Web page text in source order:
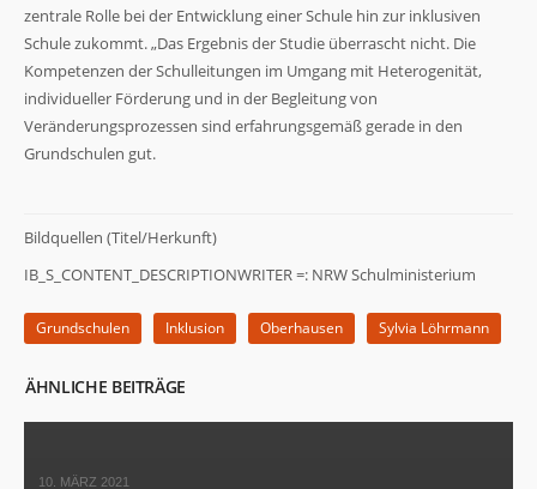
zentrale Rolle bei der Entwicklung einer Schule hin zur inklusiven
Schule zukommt. „Das Ergebnis der Studie überrascht nicht. Die
Kompetenzen der Schulleitungen im Umgang mit Heterogenität,
individueller Förderung und in der Begleitung von
Veränderungsprozessen sind erfahrungsgemäß gerade in den
Grundschulen gut.
Bildquellen (Titel/Herkunft)
IB_S_CONTENT_DESCRIPTIONWRITER =: NRW Schulministerium
Grundschulen Inklusion Oberhausen Sylvia Löhrmann
ÄHNLICHE BEITRÄGE
10. MÄRZ 2021
Damit wir die
Funktionalität
und Struktur
der Website
Website
verbessern
können.
Website
während
gut wie